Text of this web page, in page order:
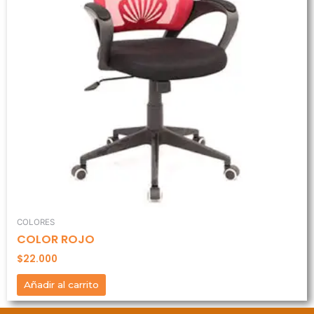
COLORES
COLOR ROJO
$22.000
Añadir al carrito